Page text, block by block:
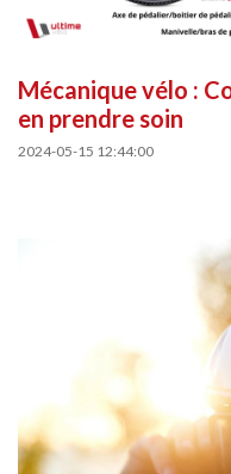
Mécanique vélo :
en prendre soin
2024-05-15 12:44:00